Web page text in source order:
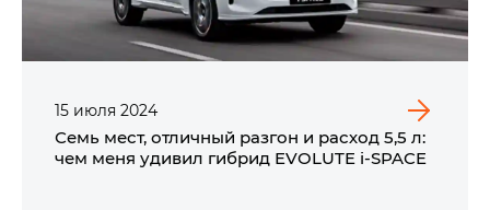
15 июля 2024
Семь мест, отличный разгон и расход 5,5 л:
чем меня удивил гибрид EVOLUTE i‑SPACE